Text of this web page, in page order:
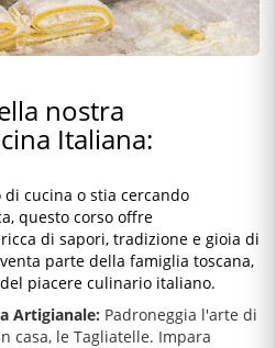
nostra
Italiana:
cucina o stia cercando
questo corso offre
di sapori, tradizione e gioia di
parte della famiglia toscana,
piacere culinario italiano.
Artigianale: Padroneggia l'arte di
casa, le Tagliatelle. Impara